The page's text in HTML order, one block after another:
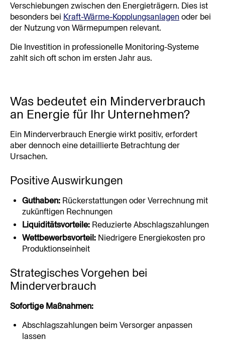
Verschiebungen zwischen den Energieträgern. Dies ist
besonders bei Kraft-Wärme-Kopplungsanlagen oder bei
der Nutzung von Wärmepumpen relevant.
Die Investition in professionelle Monitoring-Systeme
zahlt sich oft schon im ersten Jahr aus.
Was bedeutet ein Minderverbrauch
an Energie für Ihr Unternehmen?
Ein Minderverbrauch Energie wirkt positiv, erfordert
aber dennoch eine detaillierte Betrachtung der
Ursachen.
Positive Auswirkungen
Guthaben: Rückerstattungen oder Verrechnung mit
zukünftigen Rechnungen
Liquiditätsvorteile: Reduzierte Abschlagszahlungen
Wettbewerbsvorteil: Niedrigere Energiekosten pro
Produktionseinheit
Strategisches Vorgehen bei
Minderverbrauch
Sofortige Maßnahmen:
Abschlagszahlungen beim Versorger anpassen
lassen